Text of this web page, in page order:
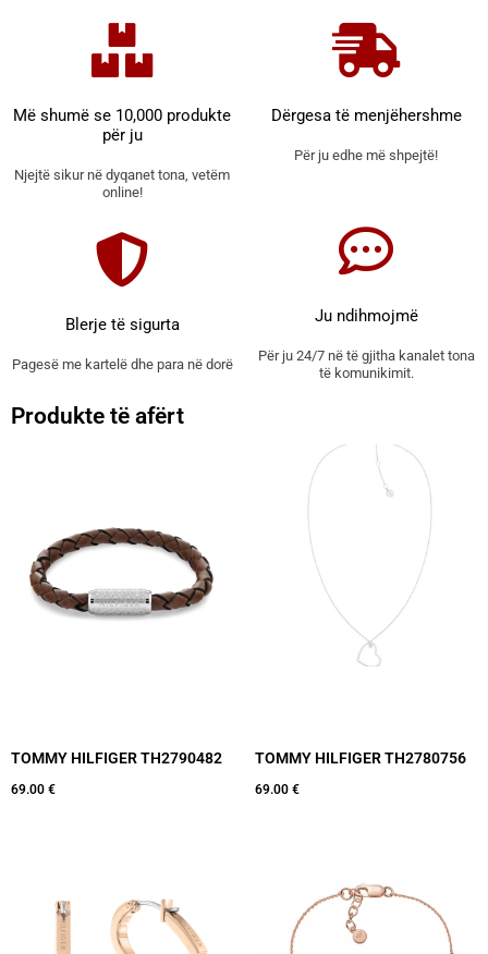
Më shumë se 10,000 produkte
për ju
Njejtë sikur në dyqanet tona, vetëm
online!
Dërgesa të menjëhershme
Për ju edhe më shpejtë!
Blerje të sigurta
Pagesë me kartelë dhe para në dorë
Ju ndihmojmë
Për ju 24/7 në të gjitha kanalet tona
të komunikimit.
Produkte të afërt
TOMMY HILFIGER TH2790482
69.00 €
TOMMY HILFIGER TH2780756
69.00 €